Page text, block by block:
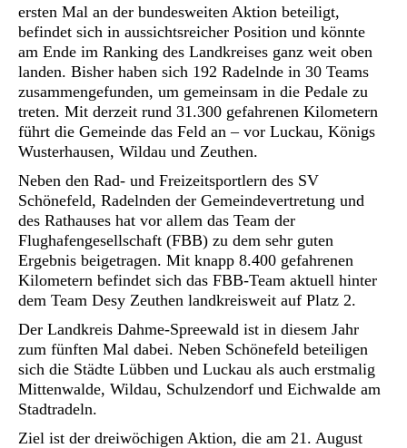
ersten Mal an der bundesweiten Aktion beteiligt,
befindet sich in aussichtsreicher Position und könnte
am Ende im Ranking des Landkreises ganz weit oben
landen. Bisher haben sich 192 Radelnde in 30 Teams
zusammengefunden, um gemeinsam in die Pedale zu
treten. Mit derzeit rund 31.300 gefahrenen Kilometern
führt die Gemeinde das Feld an – vor Luckau, Königs
Wusterhausen, Wildau und Zeuthen.
Neben den Rad- und Freizeitsportlern des SV
Schönefeld, Radelnden der Gemeindevertretung und
des Rathauses hat vor allem das Team der
Flughafengesellschaft (FBB) zu dem sehr guten
Ergebnis beigetragen. Mit knapp 8.400 gefahrenen
Kilometern befindet sich das FBB-Team aktuell hinter
dem Team Desy Zeuthen landkreisweit auf Platz 2.
Der Landkreis Dahme-Spreewald ist in diesem Jahr
zum fünften Mal dabei. Neben Schönefeld beteiligen
sich die Städte Lübben und Luckau als auch erstmalig
Mittenwalde, Wildau, Schulzendorf und Eichwalde am
Stadtradeln.
Ziel ist der dreiwöchigen Aktion, die am 21. August